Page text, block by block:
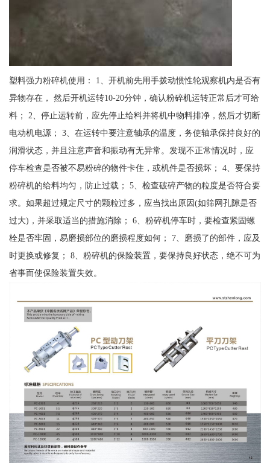
塑料强力粉碎机使用： 1、开机前先用手拨动惯性轮观察机内是否有
异物存在， 然后开机运转10-20分钟，确认粉碎机运转正常后才可给
料； 2、停止运转前，应先停止给料并将机中物料排净，然后才切断
电动机电源； 3、在运转中要注意轴承的温度，务使轴承保持良好的
润滑状态，并且注意声音和振动有无异常。发现不正常情况时，应
停车检查是否被不易粉碎的物件卡住，或机件是否损坏； 4、要保持
粉碎机的给料均匀，防止过载； 5、检查破碎产物的粒度是否符合要
求。如果超过规定尺寸的颗粒过多，应当找出原因(如筛网孔隙是否
过大)，并采取适当的措施消除； 6、粉碎机停车时，要检查紧固螺
栓是否牢固，易磨损部位的磨损程度如何； 7、磨损了的部件，应及
时更换或修复； 8、粉碎机的保险装置，要保持良好状态，绝不可为
省事而使保险装置失效。